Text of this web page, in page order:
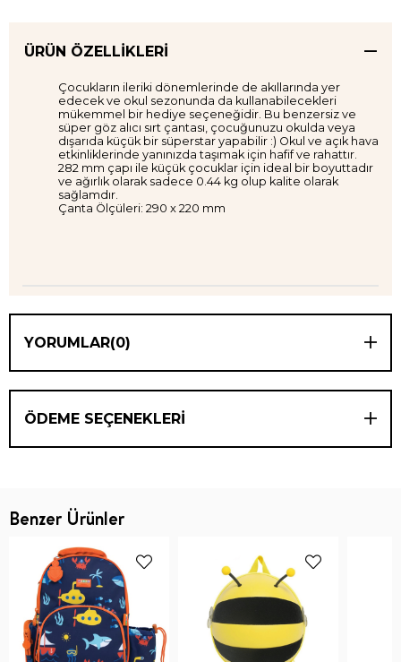
ÜRÜN ÖZELLIKLERI
Çocukların ileriki dönemlerinde de akıllarında yer
edecek ve okul sezonunda da kullanabilecekleri
mükemmel bir hediye seçeneğidir. Bu benzersiz ve
süper göz alıcı sırt çantası, çocuğunuzu okulda veya
dışarıda küçük bir süperstar yapabilir :) Okul ve açık hava
etkinliklerinde yanınızda taşımak için hafif ve rahattır.
282 mm çapı ile küçük çocuklar için ideal bir boyuttadır
ve ağırlık olarak sadece 0.44 kg olup kalite olarak
sağlamdır.
Çanta Ölçüleri: 290 x 220 mm
YORUMLAR(0)
ÖDEME SEÇENEKLERI
Benzer Ürünler